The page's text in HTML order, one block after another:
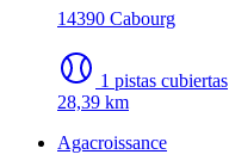
14390 Cabourg
1 pistas cubiertas
28,39 km
Agacroissance